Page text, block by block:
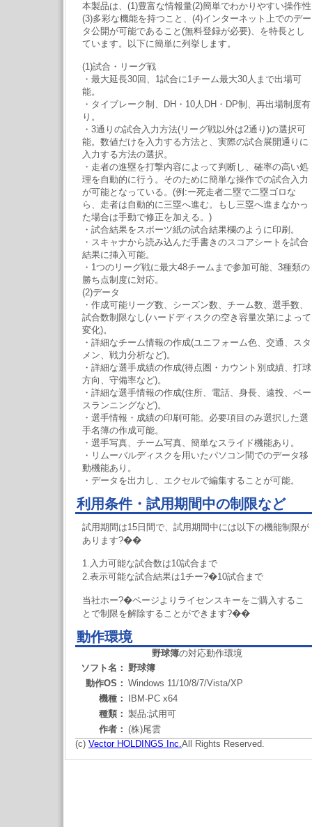
本製品は、(1)豊富な情報量(2)簡単でわかりやすい操作性
(3)多彩な機能を持つこと、(4)インターネット上でのデー
タ公開が可能であること(無料登録が必要)、を特長とし
ています。以下に簡単に列挙します。
(1)試合・リーグ戦
・最大延長30回、1試合に1チーム最大30人まで出場可
能。
・タイブレーク制、DH・10人DH・DP制、再出場制度有
り。
・3通りの試合入力方法(リーグ戦以外は2通り)の選択可
能。数値だけを入力する方法と、実際の試合展開通りに
入力する方法の選択。
・走者の進塁を打撃内容によって判断し、確率の高い処
理を自動的に行う。そのために簡単な操作での試合入力
が可能となっている。(例:ー死走者二塁で二塁ゴロな
ら、走者は自動的に三塁へ進む。もし三塁へ進まなかっ
た場合は手動で修正を加える。)
・試合結果をスポーツ紙の試合結果欄のように印刷。
・スキャナから読み込んだ手書きのスコアシートを試合
結果に挿入可能。
・1つのリーグ戦に最大48チームまで参加可能、3種類の
勝ち点制度に対応。
(2)データ
・作成可能リーグ数、シーズン数、チーム数、選手数、
試合数制限なし(ハードディスクの空き容量次第によって
変化)。
・詳細なチーム情報の作成(ユニフォーム色、交通、スタ
メン、戦力分析など)。
・詳細な選手成績の作成(得点圏・カウント別成績、打球
方向、守備率など)。
・詳細な選手情報の作成(住所、電話、身長、遠投、ベー
スランニングなど)。
・選手情報・成績の印刷可能。必要項目のみ選択した選
手名簿の作成可能。
・選手写真、チーム写真、簡単なスライド機能あり。
・リムーバルディスクを用いたパソコン間でのデータ移
動機能あり。
・データを出力し、エクセルで編集することが可能。
利用条件・試用期間中の制限など
試用期間は15日間で、試用期間中には以下の機能制限が
あります?��
1.入力可能な試合数は10試合まで
2.表示可能な試合結果は1チー?�10試合まで
当社ホー?�ページよりライセンスキーをご購入するこ
とで制限を解除することができます?��
動作環境
野球簿の対応動作環境
ソフト名： 野球簿
動作OS： Windows 11/10/8/7/Vista/XP
機種：
IBM-PC x64
種類： 製品:試用可
作者： (株)尾雲
(c) Vector HOLDINGS Inc.All Rights Reserved.